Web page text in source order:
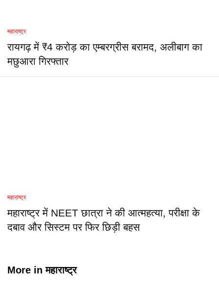
महाराष्ट्र
रायगढ़ में ₹4 करोड़ का एम्बरग्रीस बरामद, अलीबाग का
मछुआरा गिरफ्तार
महाराष्ट्र
महाराष्ट्र में NEET छात्रा ने की आत्महत्या, परीक्षा के
दबाव और सिस्टम पर फिर छिड़ी बहस
More inमहाराष्ट्र